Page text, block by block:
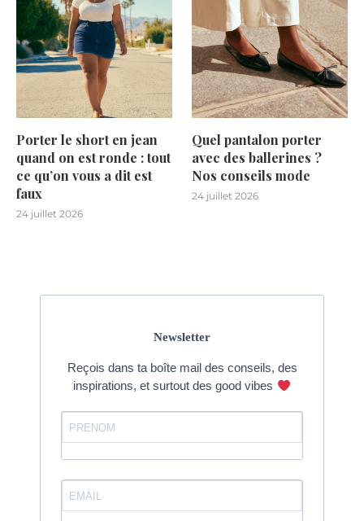
Porter le short en jean
quand on est ronde : tout
ce qu’on vous a dit est
faux
24 juillet 2026
Quel pantalon porter
avec des ballerines ?
Nos conseils mode
24 juillet 2026
Newsletter
Reçois dans ta boîte mail des conseils, des
inspirations, et surtout des good vibes